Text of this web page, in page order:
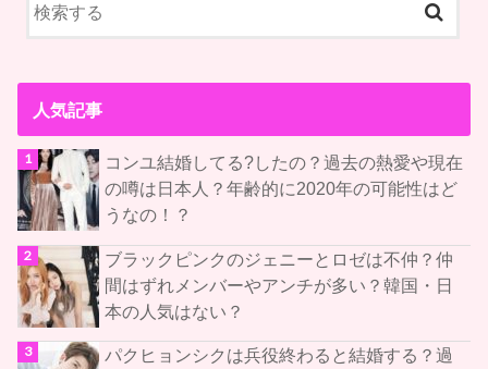
人気記事
コンユ結婚してる?したの？過去の熱愛や現在
の噂は日本人？年齢的に2020年の可能性はど
うなの！？
ブラックピンクのジェニーとロゼは不仲？仲
間はずれメンバーやアンチが多い？韓国・日
本の人気はない？
パクヒョンシクは兵役終わると結婚する？過